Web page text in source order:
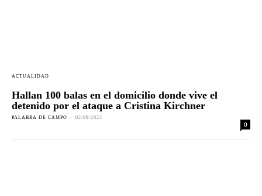
ACTUALIDAD
Hallan 100 balas en el domicilio donde vive el
detenido por el ataque a Cristina Kirchner
PALABRA DE CAMPO - 02/09/2022
0